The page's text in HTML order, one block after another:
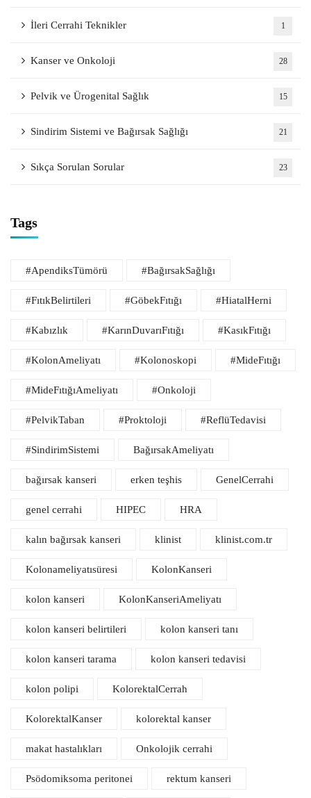
İleri Cerrahi Teknikler 1
Kanser ve Onkoloji 28
Pelvik ve Ürogenital Sağlık 15
Sindirim Sistemi ve Bağırsak Sağlığı 21
Sıkça Sorulan Sorular 23
Tags
#ApendiksTümörü #BağırsakSağlığı
#FıtıkBelirtileri #GöbekFıtığı #HiatalHerni
#Kabızlık #KarınDuvarıFıtığı #KasıkFıtığı
#KolonAmeliyatı #Kolonoskopi #MideFıtığı
#MideFıtığıAmeliyatı #Onkoloji
#PelvikTaban #Proktoloji #ReflüTedavisi
#SindirimSistemi BağırsakAmeliyatı
bağırsak kanseri erken teşhis GenelCerrahi
genel cerrahi HIPEC HRA
kalın bağırsak kanseri klinist klinist.com.tr
Kolonameliyatısüresi KolonKanseri
kolon kanseri KolonKanseriAmeliyatı
kolon kanseri belirtileri kolon kanseri tanı
kolon kanseri tarama kolon kanseri tedavisi
kolon polipi KolorektalCerrah
KolorektalKanser kolorektal kanser
makat hastalıkları Onkolojik cerrahi
Psödomiksoma peritonei rektum kanseri